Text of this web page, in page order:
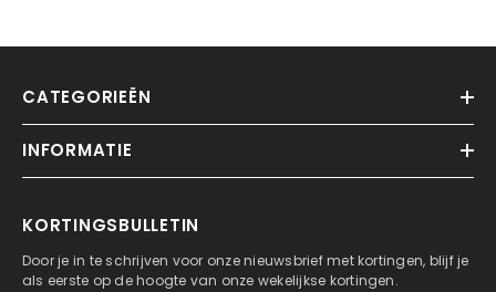
CATEGORIEËN
INFORMATIE
KORTINGSBULLETIN
Door je in te schrijven voor onze nieuwsbrief met kortingen, blijf je
als eerste op de hoogte van onze wekelijkse kortingen.